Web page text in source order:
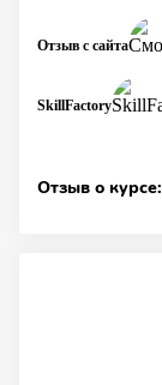
SkillFactory
Отзыв с сайта
Отзыв о курсе: